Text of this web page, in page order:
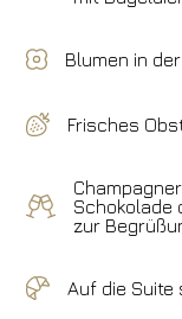
Blumen in
Frisches
Schokolade
zur
Auf die Suite